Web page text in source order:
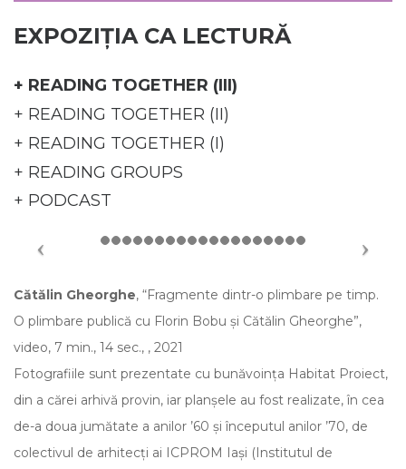
EXPOZIȚIA CA LECTURĂ
+ READING TOGETHER (III)
+ READING TOGETHER (II)
+ READING TOGETHER (I)
+ READING GROUPS
+ PODCAST
Cătălin Gheorghe, “Fragmente dintr-o plimbare pe timp.
O plimbare publică cu Florin Bobu și Cătălin Gheorghe”,
video, 7 min., 14 sec., , 2021
Fotografiile sunt prezentate cu bunăvoința Habitat Proiect,
din a cărei arhivă provin, iar planșele au fost realizate, în cea
de-a doua jumătate a anilor ’60 și începutul anilor ’70, de
colectivul de arhitecți ai ICPROM Iași (Institutul de